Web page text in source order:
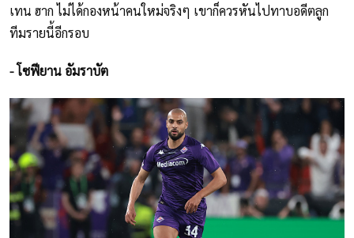
เทน ฮาก ไม่ได้กองหน้าคนใหม่จริงๆ เขาก็ควรหันไปทาบอดีตลูก
ทีมรายนี้อีกรอบ
- โซฟียาน อัมราบัต